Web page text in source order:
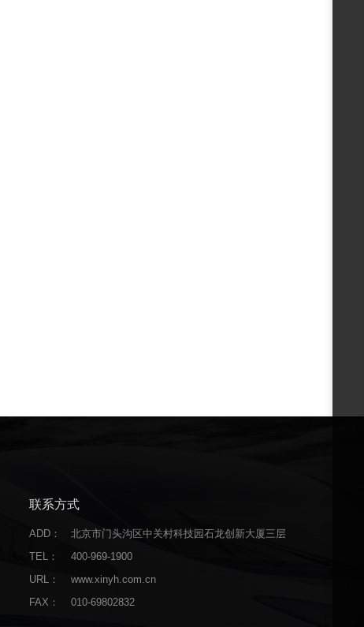
联系方式
ADD：
北京市门头沟区中关村科技园石龙创新大厦三层
TEL：
400-969-1900
URL：
www.xinyh.com.cn
FAX：
010-69802832